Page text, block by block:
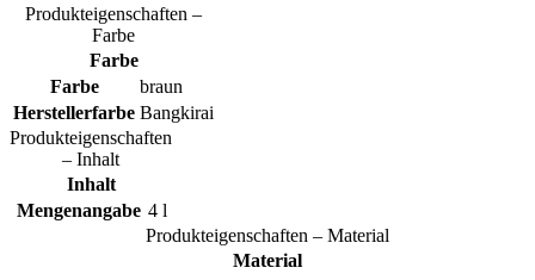
Produkteigenschaften –
Farbe
Farbe
Farbe
braun
Herstellerfarbe Bangkirai
Produkteigenschaften
– Inhalt
Inhalt
Mengenangabe 4 l
Produkteigenschaften – Material
Material